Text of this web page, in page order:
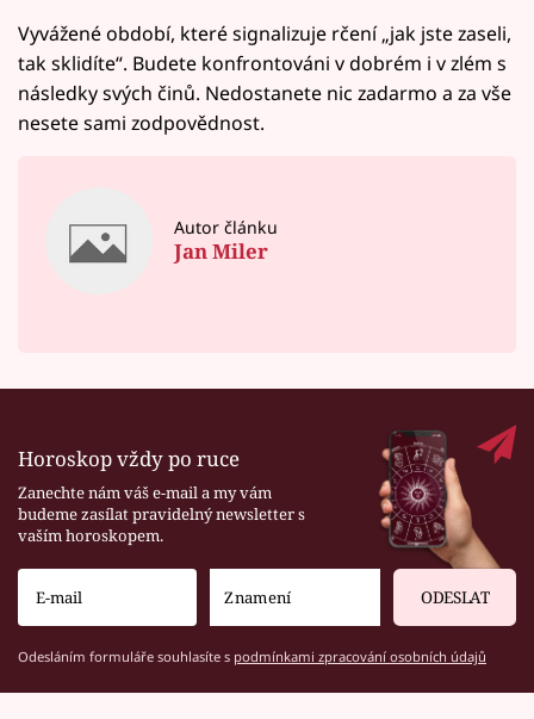
Vyvážené období, které signalizuje rčení „jak jste zaseli,
tak sklidíte“. Budete konfrontováni v dobrém i v zlém s
následky svých činů. Nedostanete nic zadarmo a za vše
nesete sami zodpovědnost.
Autor článku
Jan Miler
Horoskop vždy po ruce
Zanechte nám váš e-mail a my vám
budeme zasílat pravidelný newsletter s
vaším horoskopem.
ODESLAT
Odesláním formuláře souhlasíte s podmínkami zpracování osobních údajů